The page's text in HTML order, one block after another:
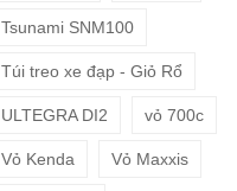
Tsunami SNM100
Túi treo xe đạp - Giỏ Rổ
ULTEGRA DI2 vỏ 700c
Vỏ Kenda Vỏ Maxxis